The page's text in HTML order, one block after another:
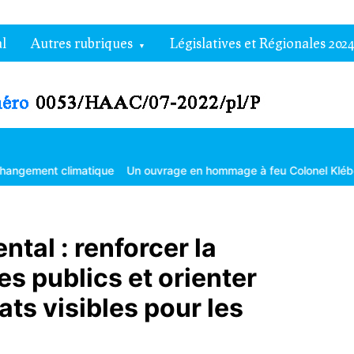
Autres rubriques Législatives et Régionales 2024
climatique Un ouvrage en hommage à feu Colonel Kléber Dadjo
: renforcer la
publics et orienter
visibles pour les